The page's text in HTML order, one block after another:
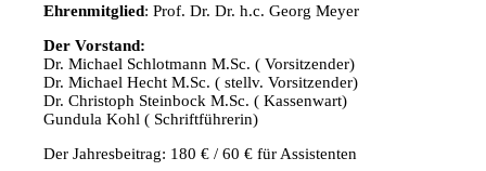
Ehrenmitglied: Prof. Dr. Dr. h.c. Georg Meyer
Der Vorstand:
Dr. Michael Schlotmann M.Sc. ( Vorsitzender)
Dr. Michael Hecht M.Sc. ( stellv. Vorsitzender)
Dr. Christoph Steinbock M.Sc. ( Kassenwart)
Gundula Kohl ( Schriftführerin)
Der Jahresbeitrag: 180 € / 60 € für Assistenten